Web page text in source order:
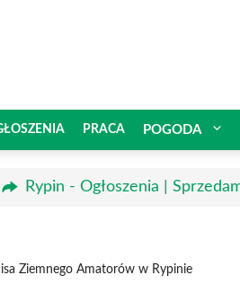
PRACA POGODA
Rypin - Ogłoszenia |
Ziemnego Amatorów w Rypinie